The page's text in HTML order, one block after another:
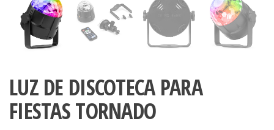
LUZ DE DISCOTECA PARA
FIESTAS TORNADO